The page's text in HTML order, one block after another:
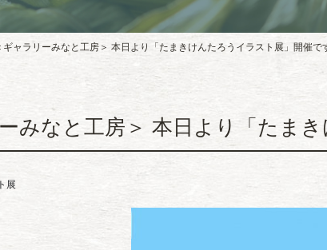
ギャラリーみなと工房＞ 本日より「たまきけんたろうイラスト展」開催で
みなと工房＞ 本日より「たま
展